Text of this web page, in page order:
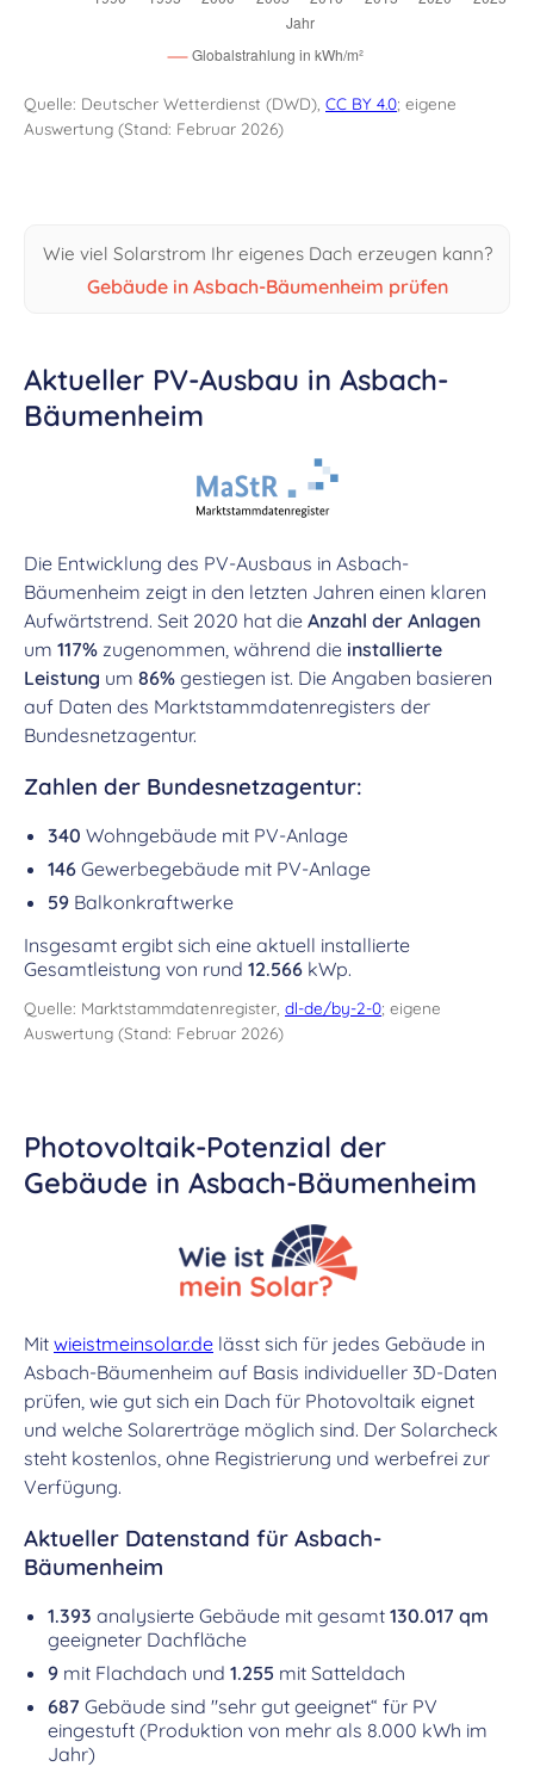
Quelle: Deutscher Wetterdienst (DWD), CC BY 4.0; eigene
Auswertung (Stand: Februar 2026)
Wie viel Solarstrom Ihr eigenes Dach erzeugen kann?
Gebäude in Asbach-Bäumenheim prüfen
Aktueller PV-Ausbau in Asbach-
Bäumenheim
Die Entwicklung des PV-Ausbaus in Asbach-
Bäumenheim zeigt in den letzten Jahren einen klaren
Aufwärtstrend. Seit 2020 hat die Anzahl der Anlagen
um 117% zugenommen, während die installierte
Leistung um 86% gestiegen ist. Die Angaben basieren
auf Daten des Marktstammdatenregisters der
Bundesnetzagentur.
Zahlen der Bundesnetzagentur:
340 Wohngebäude mit PV-Anlage
146 Gewerbegebäude mit PV-Anlage
59 Balkonkraftwerke
Insgesamt ergibt sich eine aktuell installierte
Gesamtleistung von rund 12.566 kWp.
Quelle: Marktstammdatenregister, dl-de/by-2-0; eigene
Auswertung (Stand: Februar 2026)
Photovoltaik-Potenzial der
Gebäude in Asbach-Bäumenheim
Mit wieistmeinsolar.de lässt sich für jedes Gebäude in
Asbach-Bäumenheim auf Basis individueller 3D-Daten
prüfen, wie gut sich ein Dach für Photovoltaik eignet
und welche Solarerträge möglich sind. Der Solarcheck
steht kostenlos, ohne Registrierung und werbefrei zur
Verfügung.
Aktueller Datenstand für Asbach-
Bäumenheim
1.393 analysierte Gebäude mit gesamt 130.017 qm
geeigneter Dachfläche
9 mit Flachdach und 1.255 mit Satteldach
687 Gebäude sind "sehr gut geeignet“ für PV
eingestuft (Produktion von mehr als 8.000 kWh im
Jahr)